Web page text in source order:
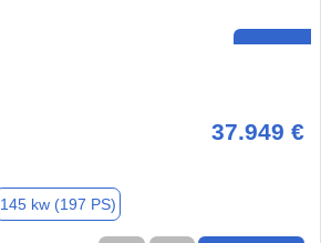
37.949 €
145 kw (197 PS)